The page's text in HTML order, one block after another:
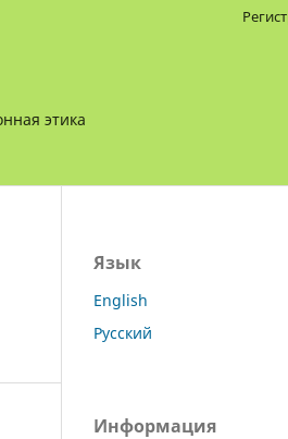
этика
Язык
English
Русский
Информация